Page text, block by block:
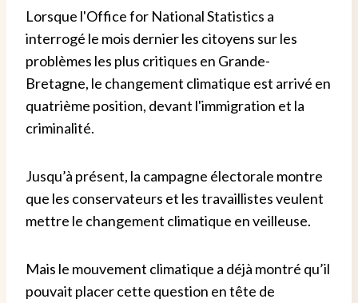
Lorsque l'Office for National Statistics a
interrogé le mois dernier les citoyens sur les
problèmes les plus critiques en Grande-
Bretagne, le changement climatique est arrivé en
quatrième position, devant l'immigration et la
criminalité.
Jusqu’à présent, la campagne électorale montre
que les conservateurs et les travaillistes veulent
mettre le changement climatique en veilleuse.
Mais le mouvement climatique a déjà montré qu’il
pouvait placer cette question en tête de